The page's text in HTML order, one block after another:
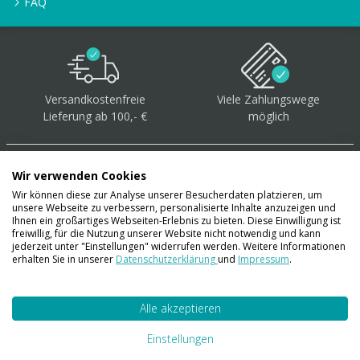
Versandkostenfreie
Lieferung ab 100,- €
Viele Zahlungswege
möglich
Über 40.000 Artikel auf
Lager
Wir verwenden Cookies
Wir können diese zur Analyse unserer Besucherdaten platzieren, um
unsere Webseite zu verbessern, personalisierte Inhalte anzuzeigen und
Ihnen ein großartiges Webseiten-Erlebnis zu bieten. Diese Einwilligung ist
freiwillig, für die Nutzung unserer Website nicht notwendig und kann
jederzeit unter "Einstellungen" widerrufen werden. Weitere Informationen
erhalten Sie in unserer Datenschutzerklärungund Impressum.
Alle akzeptieren
Einstellungen